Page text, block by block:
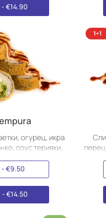
- €14.90
огурец, икра
соус терияки,
- €9.50
- €14.50